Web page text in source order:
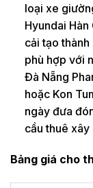
loại xe
Hyundai
cải tạo
phù hợp với
Đà Nẵng
hoặc Kon
ngày đưa
cầu thuê
Bảng giá cho